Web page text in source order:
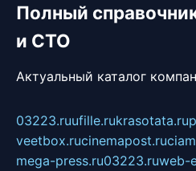
Полный
и СТО
Актуальный каталог
03223.ruufille.rukrasotata.ru
veetbox.rucinemapost.ru
mega-press.ru03223.ruweb-